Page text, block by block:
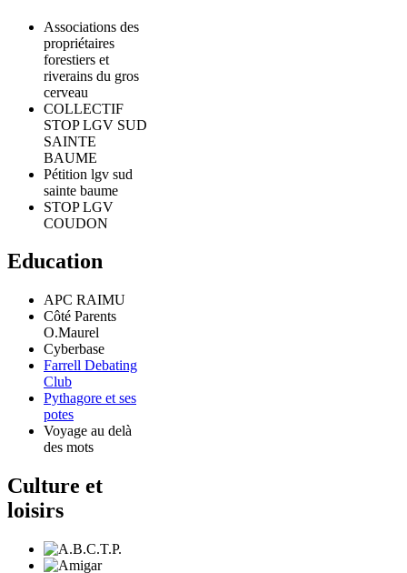
Associations des
propriétaires
forestiers et
riverains du gros
cerveau
COLLECTIF
STOP LGV SUD
SAINTE
BAUME
Pétition lgv sud
sainte baume
STOP LGV
COUDON
Education
APC RAIMU
Côté Parents
O.Maurel
Cyberbase
Farrell Debating
Club
Pythagore et ses
potes
Voyage au delà
des mots
Culture et
loisirs